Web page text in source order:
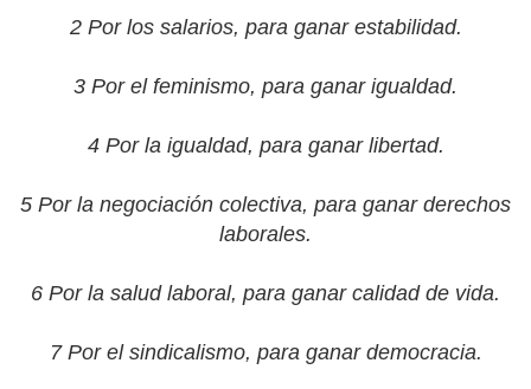
2 Por los salarios, para ganar estabilidad.
3 Por el feminismo, para ganar igualdad.
4 Por la igualdad, para ganar libertad.
5 Por la negociación colectiva, para ganar derechos
laborales.
6 Por la salud laboral, para ganar calidad de vida.
7 Por el sindicalismo, para ganar democracia.